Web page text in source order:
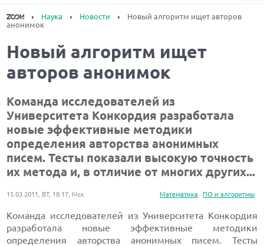
Наука Новости
Новый алгоритм ищет авторов
анонимок
Новый алгоритм ищет
авторов анонимок
Команда исследователей из
Университета Конкордия разработала
новые эффективные методики
определения авторства анонимных
писем. Тесты показали высокую точность
их метода и, в отличие от многих других...
Математика ПО и алгоритмы
15.03.2011, ВТ, 18:17, Мск
Команда исследователей из Университета Конкордия
разработала новые эффективные методики
определения авторства анонимных писем. Тесты